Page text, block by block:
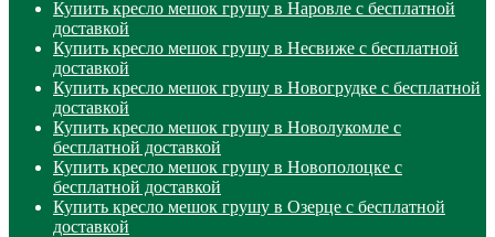
Купить кресло мешок грушу в Наровле с бесплатной
доставкой
Купить кресло мешок грушу в Несвиже с бесплатной
доставкой
Купить кресло мешок грушу в Новогрудке с бесплатной
доставкой
Купить кресло мешок грушу в Новолукомле с
бесплатной доставкой
Купить кресло мешок грушу в Новополоцке с
бесплатной доставкой
Купить кресло мешок грушу в Озерце с бесплатной
доставкой